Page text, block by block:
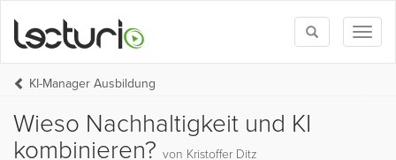
Toggle
search
KI-Manager Ausbildung
Wieso Nachhaltigkeit und KI
kombinieren? von Kristoffer Ditz